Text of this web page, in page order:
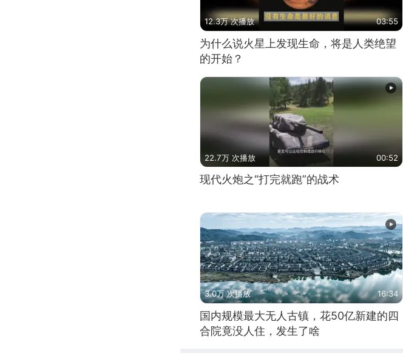
12.3万 次播放 03:55
为什么说火星上发现生命，将是人类绝望
的开始？
22.7万 次播放 00:52
现代火炮之“打完就跑”的战术
3.0万 次播放 16:34
国内规模最大无人古镇，花50亿新建的四
合院竟没人住，发生了啥